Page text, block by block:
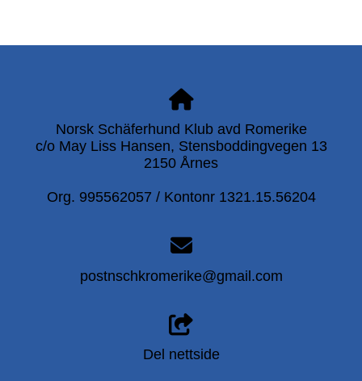
Norsk Schäferhund Klub avd Romerike
c/o May Liss Hansen, Stensboddingvegen 13
2150 Årnes
Org. 995562057 / Kontonr 1321.15.56204
postnschkromerike@gmail.com
Del nettside